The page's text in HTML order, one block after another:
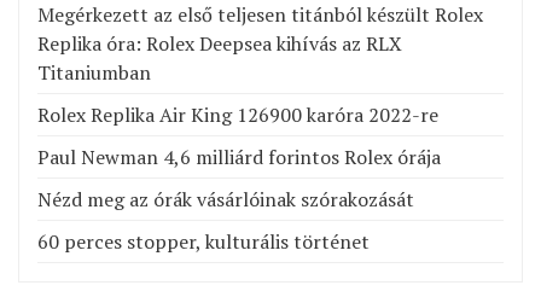
Megérkezett az első teljesen titánból készült Rolex
Replika óra: Rolex Deepsea kihívás az RLX
Titaniumban
Rolex Replika Air King 126900 karóra 2022-re
Paul Newman 4,6 milliárd forintos Rolex órája
Nézd meg az órák vásárlóinak szórakozását
60 perces stopper, kulturális történet